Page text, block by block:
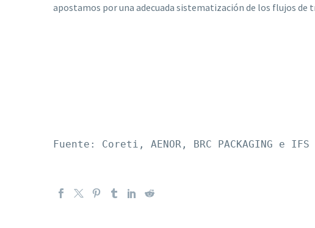
apostamos por una adecuada sistematización de los flujos de
Fuente: Coreti, AENOR, BRC PACKAGING e IFS